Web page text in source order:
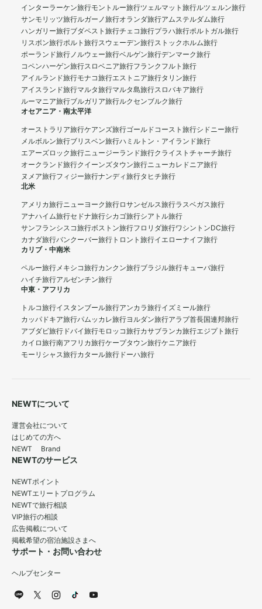
インターラーケン旅行モントルー旅行ツェルマット旅行ルツェルン旅行
サンモリッツ旅行ルガーノ旅行オランダ旅行アムステルダム旅行
ハンガリー旅行ブダペスト旅行チェコ旅行プラハ旅行ポルトガル旅行
リスボン旅行ポルト旅行スウェーデン旅行ストックホルム旅行
ポーランド旅行ノルウェー旅行ベルゲン旅行デンマーク旅行
コペンハーゲン旅行スロベニア旅行フランクフルト旅行
アイルランド旅行モナコ旅行エストニア旅行タリン旅行
アイスランド旅行マルタ旅行マルタ島旅行スロバキア旅行
ルーマニア旅行ブルガリア旅行ルクセンブルク旅行
オセアニア・南太平洋
オーストラリア旅行ケアンズ旅行ゴールドコースト旅行シドニー旅行
メルボルン旅行ブリスベン旅行ハミルトン・アイランド旅行
エアーズロック旅行ニュージーランド旅行クライストチャーチ旅行
オークランド旅行クイーンズタウン旅行ニューカレドニア旅行
ヌメア旅行フィジー旅行ナンディ旅行タヒチ旅行
北米
アメリカ旅行ニューヨーク旅行ロサンゼルス旅行ラスベガス旅行
アナハイム旅行セドナ旅行シカゴ旅行シアトル旅行
サンフランシスコ旅行ボストン旅行フロリダ旅行ワシントンDC旅行
カナダ旅行バンクーバー旅行 トロント旅行イエローナイフ旅行
カリブ・中南米
ペルー旅行メキシコ旅行カンクン旅行ブラジル旅行キューバ旅行
ハイチ旅行アルゼンチン旅行
中東・アフリカ
トルコ旅行イスタンブール旅行アンカラ旅行イズミール旅行
カッパドキア旅行パムッカレ旅行ヨルダン旅行アラブ首長国連邦旅行
アブダビ旅行 ドバイ旅行モロッコ旅行カサブランカ旅行エジプト旅行
カイロ旅行南アフリカ旅行ケープタウン旅行ケニア旅行
モーリシャス旅行カタール旅行 ドーハ旅行
NEWTについて
運営会社について
はじめての方へ
NEWT Brand
NEWTのサービス
NEWTポイント
NEWTエリートプログラム
NEWTで旅行相談
VIP旅行の相談
広告掲載について
掲載希望の宿泊施設さまへ
サポート・お問い合わせ
ヘルプセンター